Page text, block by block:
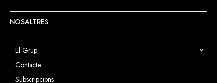
NOSALTRES
El Grup
Contacte
Subscripcions